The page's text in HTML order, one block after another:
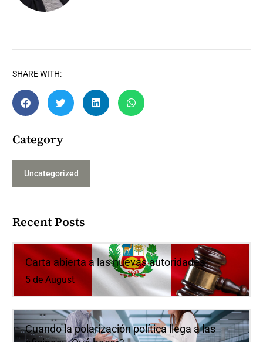
SHARE WITH:
Category
Uncategorized
Recent Posts
Carta abierta a las nuevas autoridades
5 de August
Cuando la polarización política llega a las